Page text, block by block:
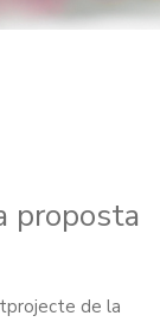
proposta
de la